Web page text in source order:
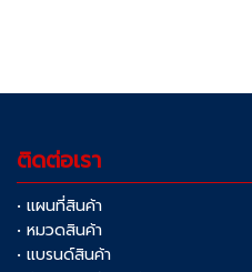
ติดต่อเรา
• แผนที่สินค้า
• หมวดสินค้า
• แบรนด์สินค้า